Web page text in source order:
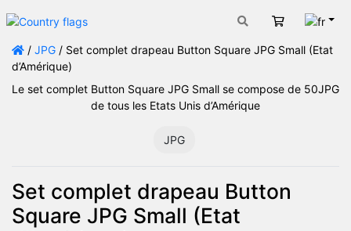
Panier
/ JPG / Set complet drapeau Button Square JPG Small (Etat
d’Amérique)
Le set complet Button Square JPG Small se compose de 50JPG
de tous les Etats Unis d’Amérique
JPG
Set complet drapeau Button
Square JPG Small (Etat